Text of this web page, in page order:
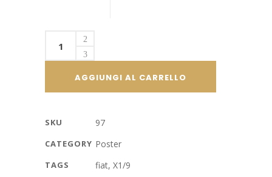
X1/9
AGGIUNGI AL CARRELLO
SKU 97
CATEGORY Poster
TAGS fiat, X1/9